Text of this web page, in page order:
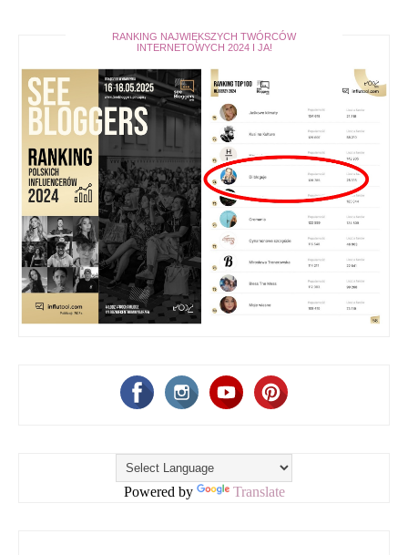
RANKING NAJWIĘKSZYCH TWÓRCÓW
INTERNETOWYCH 2024 I JA!
Powered by Translate